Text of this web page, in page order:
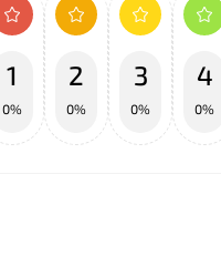
1
0%
2
0%
3
0%
4
0%